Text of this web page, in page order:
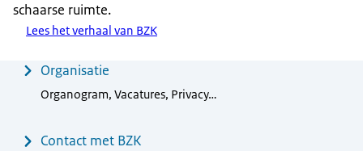
schaarse ruimte.
Lees het verhaal van BZK
MenuOrganisatie
Organogram, Vacatures, Privacy…
Contact met BZK